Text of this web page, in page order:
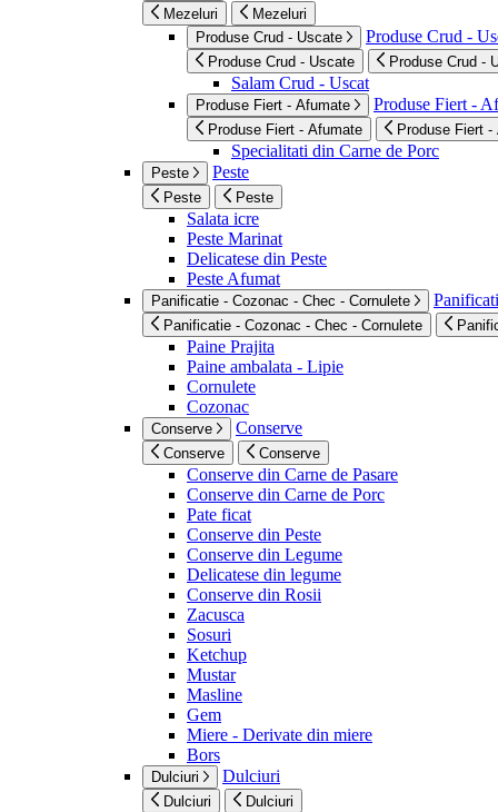
Mezeluri
Mezeluri
Produse Crud - Uscate
Produse Crud -
Produse Crud - Uscate Produse Crud -
Salam Crud - Uscat
Produse Fiert - Afumate Produse Fiert -
Produse Fiert - Afumate Produse Fiert -
Specialitati din Carne de Porc
Peste Peste
Peste Peste
Salata icre
Peste Marinat
Delicatese din Peste
Peste Afumat
Panificatie - Cozonac - Chec - Cornulete
Panificatie - Cozonac - Chec - Cornulete
Paine Prajita
Paine ambalata - Lipie
Cornulete
Cozonac
Conserve Conserve
Conserve Conserve
Conserve din Carne de Pasare
Conserve din Carne de Porc
Pate ficat
Conserve din Peste
Conserve din Legume
Delicatese din legume
Conserve din Rosii
Zacusca
Sosuri
Ketchup
Mustar
Masline
Gem
Miere - Derivate din miere
Bors
Dulciuri Dulciuri
Dulciuri Dulciuri